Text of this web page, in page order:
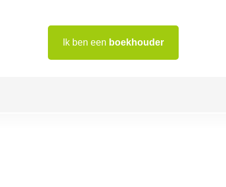
Ik ben een boekhouder